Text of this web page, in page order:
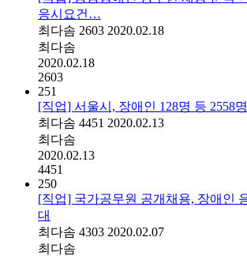
응시요건…
최다솜 2603 2020.02.18
최다솜
2020.02.18
2603
251
[직업] 서울시, 장애인 128명 등 2558
최다솜 4451 2020.02.13
최다솜
2020.02.13
4451
250
[직업] 국가공무원 공개채용, 장애인
대
최다솜 4303 2020.02.07
최다솜